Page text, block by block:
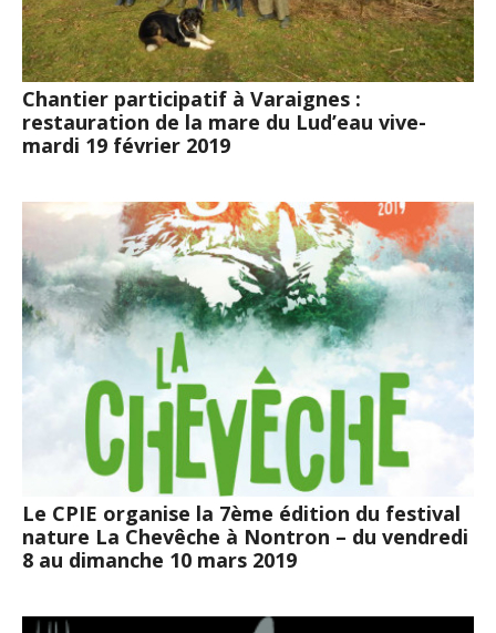
Chantier participatif à Varaignes :
restauration de la mare du Lud’eau vive-
mardi 19 février 2019
Le CPIE organise la 7ème édition du festival
nature La Chevêche à Nontron – du vendredi
8 au dimanche 10 mars 2019